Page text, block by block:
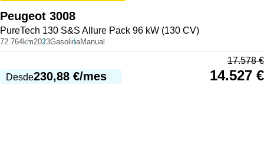
Peugeot 3008
PureTech 130 S&S Allure Pack 96 kW (130 CV)
72.764km2023GasolinaManual
Desde230,88 €/mes
17.578€
14.527 €